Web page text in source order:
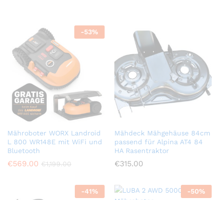
-53%
Mähroboter WORX Landroid
L 800 WR148E mit WiFi und
Bluetooth
€569.00 €1,199.00
Mähdeck Mähgehäuse 84cm
passend für Alpina AT4 84
HA Rasentraktor
€315.00
-41% -50%